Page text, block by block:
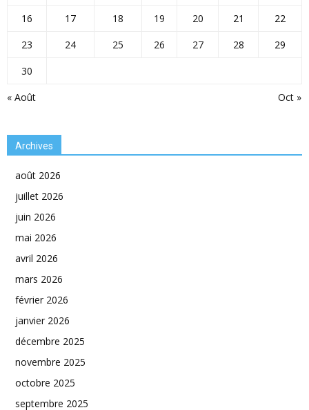
« Août Oct »
16
17 18 19 20 21
22
23
24 25 26 27 28
29
30
Archives
août 2026
juillet 2026
juin 2026
mai 2026
avril 2026
mars 2026
février 2026
janvier 2026
décembre 2025
novembre 2025
octobre 2025
septembre 2025